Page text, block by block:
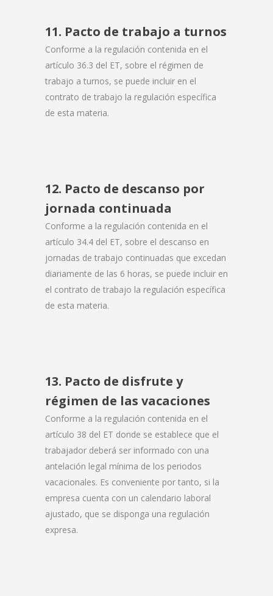
11. Pacto de trabajo a turnos
Conforme a la regulación contenida en el
artículo 36.3 del ET, sobre el régimen de
trabajo a turnos, se puede incluir en el
contrato de trabajo la regulación específica
de esta materia.
12. Pacto de descanso por
jornada continuada
Conforme a la regulación contenida en el
artículo 34.4 del ET, sobre el descanso en
jornadas de trabajo continuadas que excedan
diariamente de las 6 horas, se puede incluir en
el contrato de trabajo la regulación específica
de esta materia.
13. Pacto de disfrute y
régimen de las vacaciones
Conforme a la regulación contenida en el
artículo 38 del ET donde se establece que el
trabajador deberá ser informado con una
antelación legal mínima de los periodos
vacacionales. Es conveniente por tanto, si la
empresa cuenta con un calendario laboral
ajustado, que se disponga una regulación
expresa.